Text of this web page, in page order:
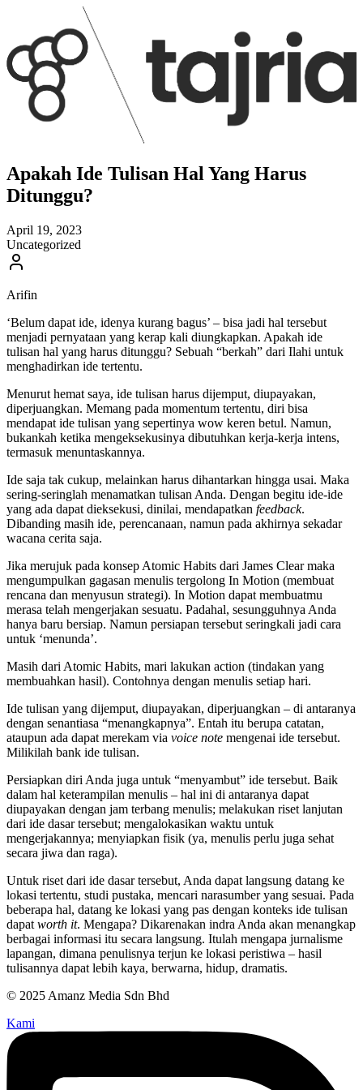
Apakah Ide Tulisan Hal Yang Harus
Ditunggu?
April 19, 2023
Uncategorized
Arifin
‘Belum dapat ide, idenya kurang bagus’ – bisa jadi hal tersebut
menjadi pernyataan yang kerap kali diungkapkan. Apakah ide
tulisan hal yang harus ditunggu? Sebuah “berkah” dari Ilahi untuk
menghadirkan ide tertentu.
Menurut hemat saya, ide tulisan harus dijemput, diupayakan,
diperjuangkan. Memang pada momentum tertentu, diri bisa
mendapat ide tulisan yang sepertinya wow keren betul. Namun,
bukankah ketika mengeksekusinya dibutuhkan kerja-kerja intens,
termasuk menuntaskannya.
Ide saja tak cukup, melainkan harus dihantarkan hingga usai. Maka
sering-seringlah menamatkan tulisan Anda. Dengan begitu ide-ide
yang ada dapat dieksekusi, dinilai, mendapatkan feedback.
Dibanding masih ide, perencanaan, namun pada akhirnya sekadar
wacana cerita saja.
Jika merujuk pada konsep Atomic Habits dari James Clear maka
mengumpulkan gagasan menulis tergolong In Motion (membuat
rencana dan menyusun strategi). In Motion dapat membuatmu
merasa telah mengerjakan sesuatu. Padahal, sesungguhnya Anda
hanya baru bersiap. Namun persiapan tersebut seringkali jadi cara
untuk ‘menunda’.
Masih dari Atomic Habits, mari lakukan action (tindakan yang
membuahkan hasil). Contohnya dengan menulis setiap hari.
Ide tulisan yang dijemput, diupayakan, diperjuangkan – di antaranya
dengan senantiasa “menangkapnya”. Entah itu berupa catatan,
ataupun ada dapat merekam via voice note mengenai ide tersebut.
Milikilah bank ide tulisan.
Persiapkan diri Anda juga untuk “menyambut” ide tersebut. Baik
dalam hal keterampilan menulis – hal ini di antaranya dapat
diupayakan dengan jam terbang menulis; melakukan riset lanjutan
dari ide dasar tersebut; mengalokasikan waktu untuk
mengerjakannya; menyiapkan fisik (ya, menulis perlu juga sehat
secara jiwa dan raga).
Untuk riset dari ide dasar tersebut, Anda dapat langsung datang ke
lokasi tertentu, studi pustaka, mencari narasumber yang sesuai. Pada
beberapa hal, datang ke lokasi yang pas dengan konteks ide tulisan
dapat worth it. Mengapa? Dikarenakan indra Anda akan menangkap
berbagai informasi itu secara langsung. Itulah mengapa jurnalisme
lapangan, dimana penulisnya terjun ke lokasi peristiwa – hasil
tulisannya dapat lebih kaya, berwarna, hidup, dramatis.
© 2025 Amanz Media Sdn Bhd
Kami